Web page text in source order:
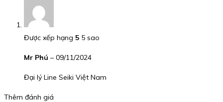
Được xếp hạng 5 5 sao
Mr Phú – 09/11/2024
Đại lý Line Seiki Việt Nam
Thêm đánh giá